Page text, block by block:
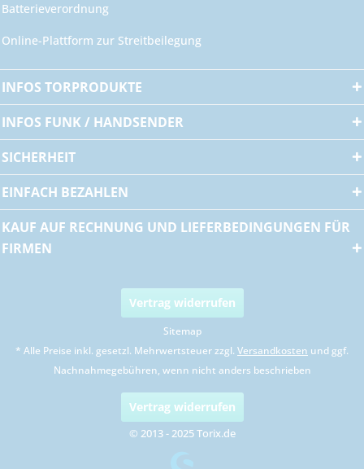
Batterieverordnung
Online-Plattform zur Streitbeilegung
INFOS TORPRODUKTE
INFOS FUNK / HANDSENDER
SICHERHEIT
EINFACH BEZAHLEN
KAUF AUF RECHNUNG UND LIEFERBEDINGUNGEN FÜR
FIRMEN
Vertrag widerrufen
Sitemap
* Alle Preise inkl. gesetzl. Mehrwertsteuer zzgl. Versandkosten und ggf.
Nachnahmegebühren, wenn nicht anders beschrieben
Vertrag widerrufen
© 2013 - 2025 Torix.de